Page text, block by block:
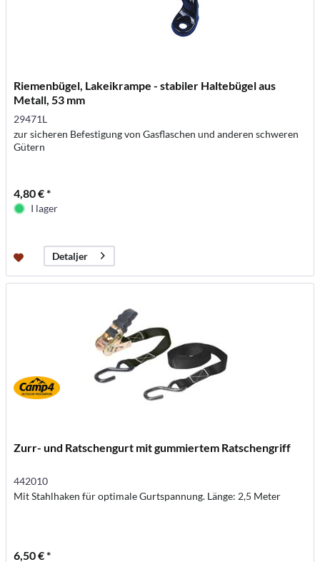
Riemenbügel, Lakeikrampe - stabiler Haltebügel aus
Metall, 53 mm
29471L
zur sicheren Befestigung von Gasflaschen und anderen schweren
Gütern
4,80 € *
I lager
Detaljer
Zurr- und Ratschengurt mit gummiertem Ratschengriff
442010
Mit Stahlhaken für optimale Gurtspannung. Länge: 2,5 Meter
6,50 € *